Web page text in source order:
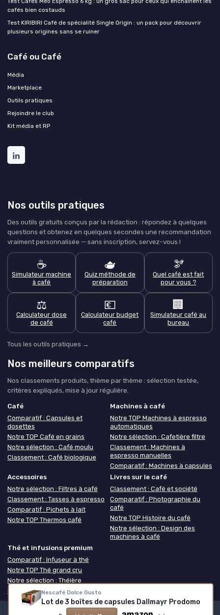
Nescafé Dolce Gusto
Lot de 3 boîtes de capsules Dallmayr Prodomo
cafés bien costauds
Test KIRIBIRI Café de spécialité Single Origin : un pack pour découvrir
plusieurs origines sans se ruiner
Café ou Café
Média
Marketplace
Outils pratiques
Rejoindre le club
Kit média et RP
Nos outils pratiques
Des outils gratuits conçus par la rédaction : répondez à quelques
questions et obtenez en quelques secondes une recommandation
vraiment personnalisée — sans inscription, servez-vous !
☕
Simulateur machine
à café
🫖
Quiz méthode de
préparation
🫘
Quel café est fait
pour vous ?
⚖️
Calculateur dose
de café
💶
Calculateur budget
café
🏢
Simulateur café au
bureau
Tous les outils pratiques →
Nos meilleurs comparatifs
Nos classements produits, thème par thème : sélection testée,
critères expliqués, mise à jour régulière.
Café
Comparatif : Capsules et
dosettes
Notre TOP Café en grains
Notre sélection : Café moulu
Classement : Café biologique
Machines à café
Notre TOP Machines à espresso
automatiques
Notre sélection : Cafetière filtre
Classement : Machines à
espresso manuelles
Comparatif : Machines à capsules
Accessoires
Notre sélection : Filtres à café
Classement : Tasses à espresso
Comparatif : Pichets à lait
Notre TOP Thermos café
Livres sur le café
Classement : Café et société
Comparatif : Photographie du
café
Notre TOP Histoire du café
Notre sélection : Design des
machines à café
Thé et infusions premium
Comparatif : Infuseur à thé
Notre TOP Thé grand cru
Notre sélection : Théière
Classement : Coffret thé